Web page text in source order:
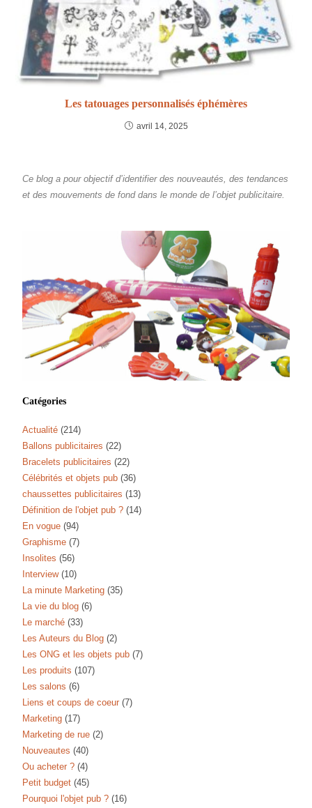
Les tatouages personnalisés éphémères
avril 14, 2025
Ce blog a pour objectif d’identifier des nouveautés, des tendances
et des mouvements de fond dans le monde de l’objet publicitaire.
Catégories
Actualité (214)
Ballons publicitaires (22)
Bracelets publicitaires (22)
Célébrités et objets pub (36)
chaussettes publicitaires (13)
Définition de l'objet pub ? (14)
En vogue (94)
Graphisme (7)
Insolites (56)
Interview (10)
La minute Marketing (35)
La vie du blog (6)
Le marché (33)
Les Auteurs du Blog (2)
Les ONG et les objets pub (7)
Les produits (107)
Les salons (6)
Liens et coups de coeur (7)
Marketing (17)
Marketing de rue (2)
Nouveautes (40)
Ou acheter ? (4)
Petit budget (45)
Pourquoi l'objet pub ? (16)